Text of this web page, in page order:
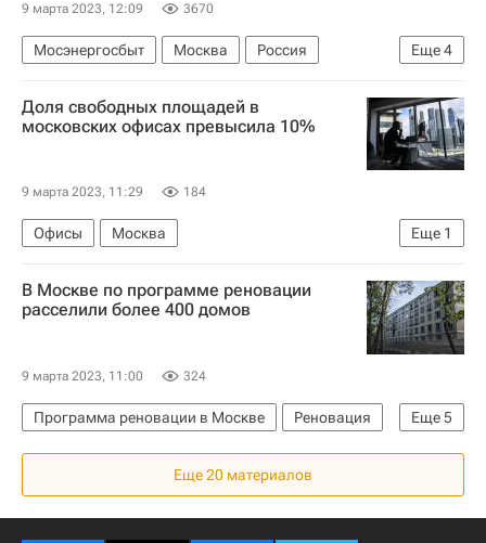
9 марта 2023, 12:09 3670
Еще4
Мосэнергосбыт Москва
Россия
Московская область (Подмосковье)
Комплекс городского хозяйства Москвы
Доля свободных площадей в
московских офисах превысила 10%
9 марта 2023, 11:29 184
Еще 1
Офисы
Москва
Коммерческая недвижимость
В Москве по программе реновации
расселили более 400 домов
9 марта 2023, 11:00 324
Еще5
Программа реновации в Москве
Реновация
Программа реновации в Москве
Москва
Строительство Снос
Еще 20 материалов